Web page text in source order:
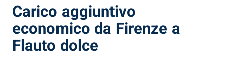
Carico aggiuntivo
economico da Firenze a
Flauto dolce